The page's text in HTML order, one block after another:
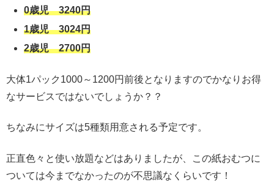
0歳児 3240円
1歳児 3024円
2歳児 2700円
大体1パック1000～1200円前後となりますのでかなりお得
なサービスではないでしょうか？？
ちなみにサイズは5種類用意される予定です。
正直色々と使い放題などはありましたが、この紙おむつに
ついては今までなかったのが不思議なくらいです！